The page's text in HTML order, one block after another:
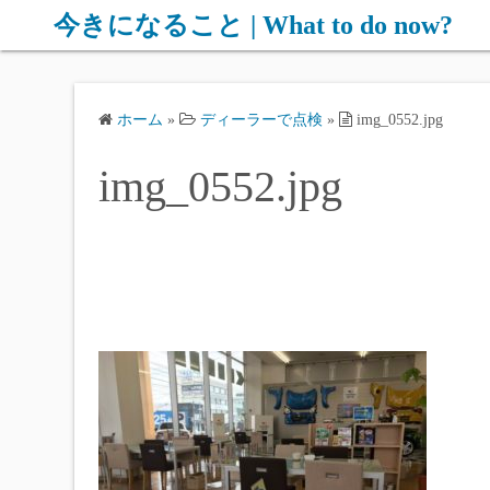
今きになること | What to do now?
ホーム » ディーラーで点検 » img_0552.jpg
img_0552.jpg